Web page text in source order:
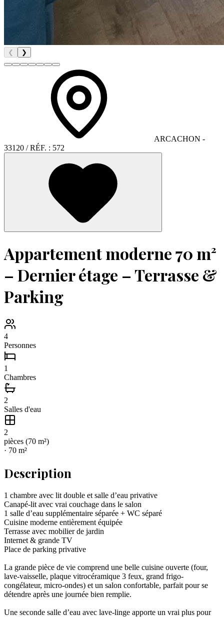
❮ ❯
ARCACHON -
33120 / RÉF. : 572
Appartement moderne 70 m²
– Dernier étage – Terrasse &
Parking
4
Personnes
1
Chambres
2
Salles d'eau
2
pièces (70 m²)
· 70 m²
Description
1 chambre avec lit double et salle d’eau privative
Canapé-lit avec vrai couchage dans le salon
1 salle d’eau supplémentaire séparée + WC séparé
Cuisine moderne entièrement équipée
Terrasse avec mobilier de jardin
Internet & grande TV
Place de parking privative
La grande pièce de vie comprend une belle cuisine ouverte (four,
lave-vaisselle, plaque vitrocéramique 3 feux, grand frigo-
congélateur, micro-ondes) et un salon confortable, parfait pour se
détendre après une journée bien remplie.
Une seconde salle d’eau avec lave-linge apporte un vrai plus pour